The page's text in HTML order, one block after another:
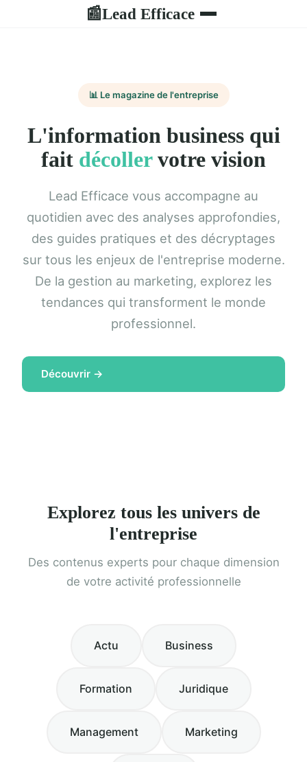
📰Lead Efficace
📊 Le magazine de l'entreprise
L'information business qui
fait décollervotre vision
Lead Efficace vous accompagne au
quotidien avec des analyses approfondies,
des guides pratiques et des décryptages
sur tous les enjeux de l'entreprise moderne.
De la gestion au marketing, explorez les
tendances qui transforment le monde
professionnel.
Découvrir →
Explorez tous les univers de
l'entreprise
Des contenus experts pour chaque dimension
de votre activité professionnelle
Actu Business
Formation Juridique
Management Marketing